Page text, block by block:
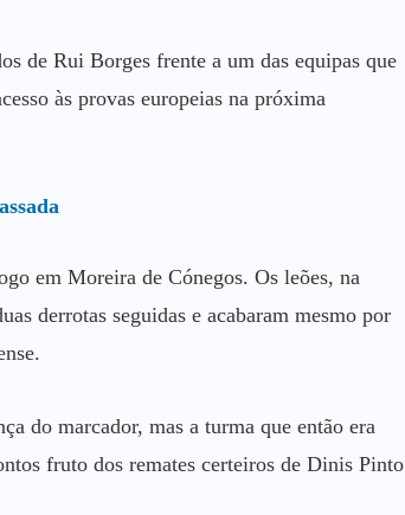
de Rui Borges frente a um das equipas que
às provas europeias na próxima
em Moreira de Cónegos. Os leões, na
derrotas seguidas e acabaram mesmo por
do marcador, mas a turma que então era
fruto dos remates certeiros de Dinis Pinto